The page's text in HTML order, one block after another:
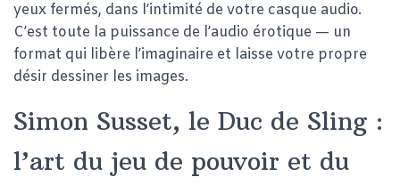
yeux fermés, dans l’intimité de votre casque audio.
C’est toute la puissance de l’audio érotique — un
format qui libère l’imaginaire et laisse votre propre
désir dessiner les images.
Simon Susset, le Duc de Sling :
l’art du jeu de pouvoir et du